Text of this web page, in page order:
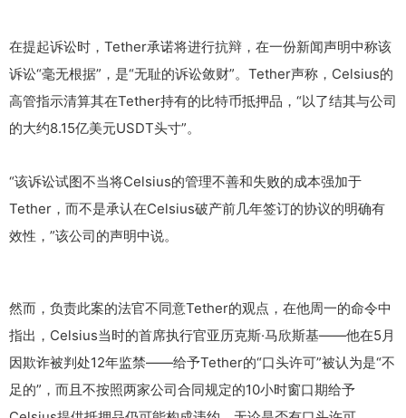
在提起诉讼时，Tether承诺将进行抗辩，在一份新闻声明中称该
诉讼“毫无根据”，是“无耻的诉讼敛财”。Tether声称，Celsius的
高管指示清算其在Tether持有的比特币抵押品，“以了结其与公司
的大约8.15亿美元USDT头寸”。
“该诉讼试图不当将Celsius的管理不善和失败的成本强加于
Tether，而不是承认在Celsius破产前几年签订的协议的明确有
效性，”该公司的声明中说。
然而，负责此案的法官不同意Tether的观点，在他周一的命令中
指出，Celsius当时的首席执行官亚历克斯·马欣斯基——他在5月
因欺诈被判处12年监禁——给予Tether的“口头许可”被认为是“不
足的”，而且不按照两家公司合同规定的10小时窗口期给予